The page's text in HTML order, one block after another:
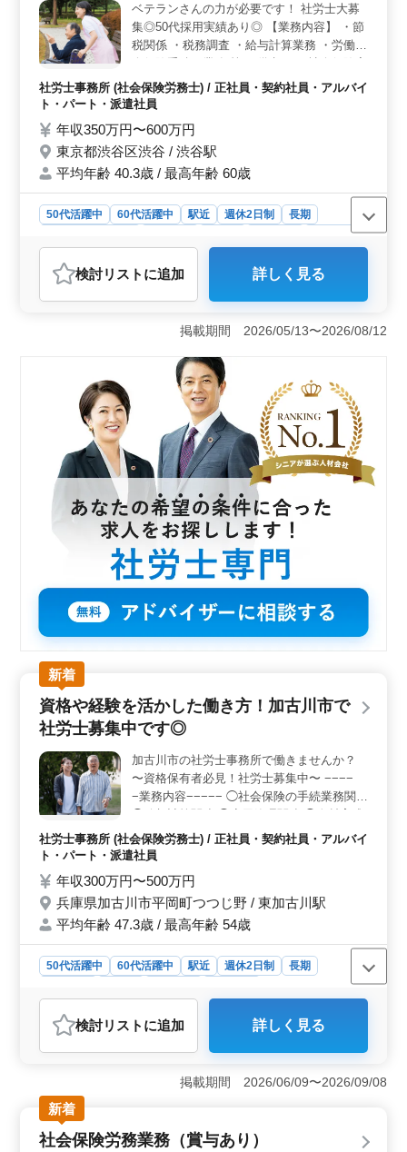
です。 ＜充実した休日制度＞ 年間休日120日という
充実した休日制度です。土日祝や夏季休暇、GW休暇、年
末年始などの長期休暇を活用し、リフレッシュすること
ができます。仕事とプライベートの両立が図れるため、
ワークライフバランスを保ちながら充実した働き方がで
きます。
ベテランさんの力が必要です！ 社労士大募
集◎50代採用実績あり◎ 【業務内容】 ・節
税関係 ・税務調査 ・給与計算業務 ・労働社
備 ・駅チカ 今まで培ってきた経験を若手に
教えていきませんか？ ご応募お待ちしてお
社労士事務所 (社会保険労務士) / 正社員・契約社員・アルバイ
ト・パート・派遣社員
年収350万円〜600万円
東京都渋谷区渋谷 / 渋谷駅
平均年齢 40.3歳 / 最高年齢 60歳
50代活躍中 60代活躍中 駅近 週休2日制
長期
派遣社員
社労士事務所
おすすめポイント
＜経験豊富なシニア層の力を活かそう＞ ベテラン社労
士を大募集しています。50代以上のシニア層が積極的に
活躍中野事務所です。豊富な経験を持つ方々がチームに
加わり、共に成長し合う環境が整っています。若手への
指導経験を生かして、組織の力強い支えとなりません
か？ ＜多岐にわたる業務内容＞ 節税関係や税務調
査、給与計算業務、労働社会保険手続き業務など、専門
知識を駆使して幅広い業務に携わります。経験を活かし
て、クライアントの要望に応じたサポートを行い、専門
性を発揮できます。 ＜働きやすい環境＞ 週5日制
で、土日祝が休みの他、夏季休暇や有給休暇なども取得
可能です。労働時間も9:00〜21:00と長時間ではあります
が、柔軟な働き方ができるため、ワークライフバランス
を重視しながらお仕事ができます。
検討リスト に追加 詳しく見る
掲載期間 2026/05/13〜2026/08/12
新着
資格や経験を活かした働き方！加古川市で
社労士募集中です◎
加古川市の社労士事務所で働きませんか？
〜資格保有者必見！社労士募集中〜 −−−−
−業務内容−−−−− ◯社会保険の手続業務関連
相談 ◯人材制度制定 ◯労務トラブル対応 ◯
就業規則作成 ◯助成金業務 など −−−−−備考
ご応募お待ちしております！ まずはお気軽
にお問い合わせください♪
社労士事務所 (社会保険労務士) / 正社員・契約社員・アルバイ
ト・パート・派遣社員
年収300万円〜500万円
兵庫県加古川市平岡町つつじ野 / 東加古川駅
平均年齢 47.3歳 / 最高年齢 54歳
50代活躍中 60代活躍中 駅近 週休2日制
長期
社労士事務所
おすすめポイント
＜資格・経験の活かし方＞ 社会保険労務士の資格と豊
富な経験を活かし、幅広い業務に挑戦できます。労務ト
ラブルの対応や人材育成相談など、高度なスキルが求め
られる業務もありますので、自身の専門知識と経験を存
分に活用しましょう。 ＜働きやすさ＞ 加古川市で
の勤務で、駅近の好立地な事務所での業務です。また、
検討リスト に追加 詳しく見る
掲載期間 2026/06/09〜2026/09/08
新着
社会保険労務業務（賞与あり）